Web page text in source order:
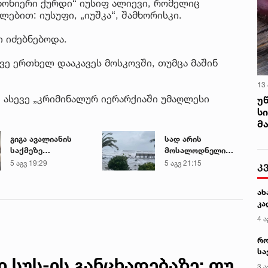
ქურდი“ იუსიფ ალიევი, რომელიც
იუსუფი, „იუშკა“, შამხორისკი.
იძებნებოდა.
ერთხელ დააკავეს მოსკოვში, თუმცა მაშინ
„კრიმინალურ იერარქიაში უმაღლესი
გიგა ავალიანის
საქმეზე
დაკავებული ნია
5 აგვ 19:29
სად არის
მოსალოდნელი
წვიმა და სად
5 აგვ 21:15
13
4